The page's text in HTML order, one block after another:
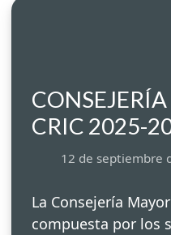
CRIC 2025-
12 de septiembre
La Consejería
compuesta por los